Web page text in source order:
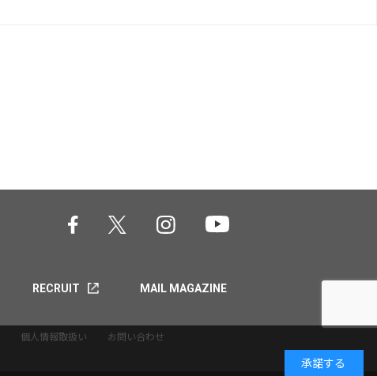
RECRUIT MAIL MAGAZINE
個人情報取扱い お問い合わせ
承諾する